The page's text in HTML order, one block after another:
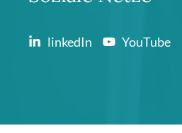
linkedIn YouTube